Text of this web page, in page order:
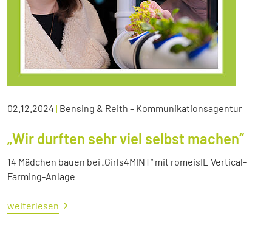
02.12.2024 | Bensing & Reith – Kommunikationsagentur
„Wir durften sehr viel selbst machen“
14 Mädchen bauen bei „Girls4MINT“ mit romeisIE Vertical-
Farming-Anlage
weiterlesen